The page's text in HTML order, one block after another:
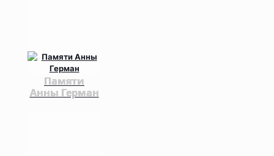
Памяти
Анны Герман